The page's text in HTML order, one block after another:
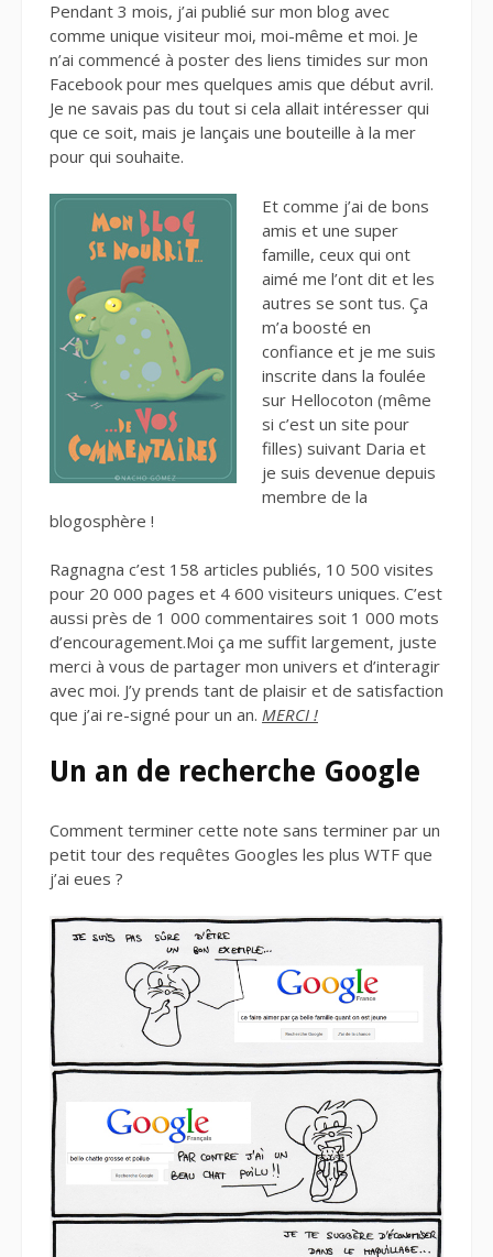
Pendant 3 mois, j’ai publié sur mon blog avec
comme unique visiteur moi, moi-même et moi. Je
n’ai commencé à poster des liens timides sur mon
Facebook pour mes quelques amis que début avril.
Je ne savais pas du tout si cela allait intéresser qui
que ce soit, mais je lançais une bouteille à la mer
pour qui souhaite.
Et comme j’ai de bons
amis et une super
famille, ceux qui ont
aimé me l’ont dit et les
autres se sont tus. Ça
m’a boosté en
confiance et je me suis
inscrite dans la foulée
sur Hellocoton (même
si c’est un site pour
filles) suivant Daria et
je suis devenue depuis
membre de la
blogosphère !
Ragnagna c’est 158 articles publiés, 10 500 visites
pour 20 000 pages et 4 600 visiteurs uniques. C’est
aussi près de 1 000 commentaires soit 1 000 mots
d’encouragement.Moi ça me suffit largement, juste
merci à vous de partager mon univers et d’interagir
avec moi. J’y prends tant de plaisir et de satisfaction
que j’ai re-signé pour un an. MERCI !
Un an de recherche Google
Comment terminer cette note sans terminer par un
petit tour des requêtes Googles les plus WTF que
j’ai eues ?